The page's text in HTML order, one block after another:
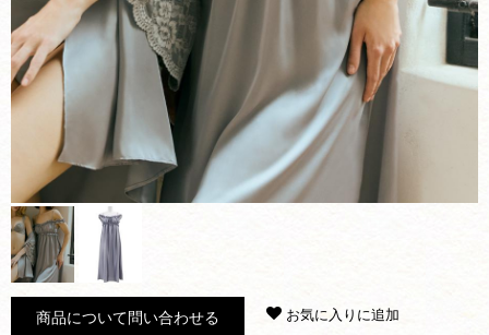
商品について問い合わせる お気に入りに追加